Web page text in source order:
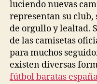
luciendo nuevas
representan su
de orgullo y lealtad.
de las camisetas
para muchos
existen diversas
fútbol baratas